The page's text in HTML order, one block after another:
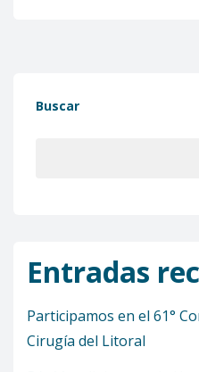
Buscar
Entradas
Participamos en el 61°
Cirugía del Litoral